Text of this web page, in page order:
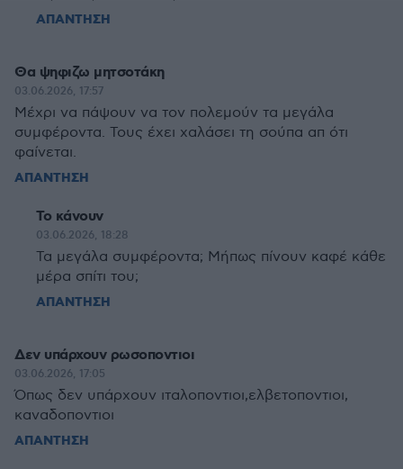
ΑΠΑΝΤΗΣΗ
Θα ψηφιζω μητσοτάκη
03.06.2026, 17:57
Μέχρι να πάψουν να τον πολεμούν τα μεγάλα
συμφέροντα. Τους έχει χαλάσει τη σούπα απ ότι
φαίνεται.
ΑΠΑΝΤΗΣΗ
Το κάνουν
03.06.2026, 18:28
Τα μεγάλα συμφέροντα; Μήπως πίνουν καφέ κάθε
μέρα σπίτι του;
ΑΠΑΝΤΗΣΗ
Δεν υπάρχουν ρωσοποντιοι
03.06.2026, 17:05
Όπως δεν υπάρχουν ιταλοποντιοι,ελβετοποντιοι,
καναδοποντιοι
ΑΠΑΝΤΗΣΗ